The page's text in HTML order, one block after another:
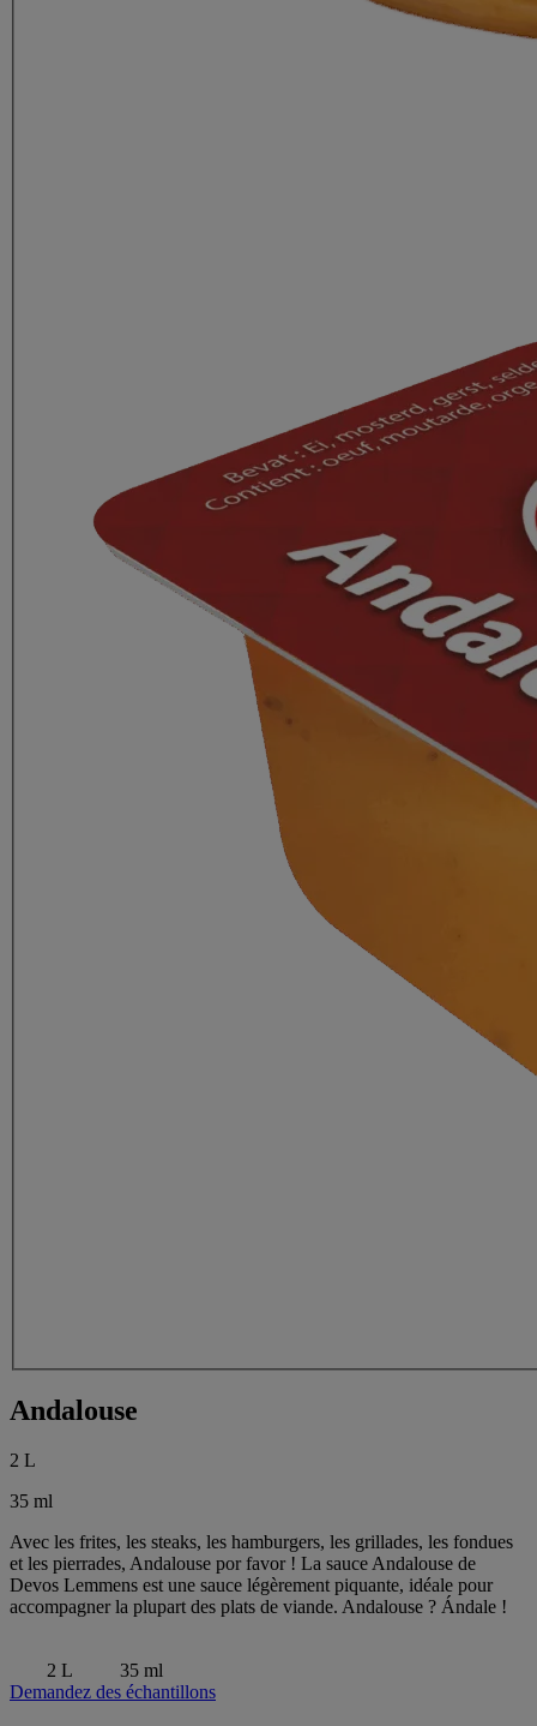
Andalouse
2 L
35 ml
Avec les frites, les steaks, les hamburgers, les grillades, les fondues
et les pierrades, Andalouse por favor ! La sauce Andalouse de
Devos Lemmens est une sauce légèrement piquante, idéale pour
accompagner la plupart des plats de viande. Andalouse ? Ándale !
2 L
35 ml
Demandez des échantillons